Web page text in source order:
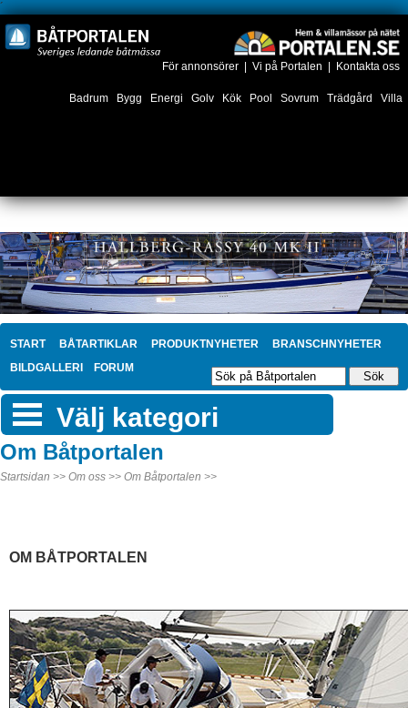
´
För annonsörer Vi på Portalen Kontakta oss
Badrum Bygg Energi Golv Kök Pool Sovrum Trädgård Villa
START BÅTARTIKLAR PRODUKTNYHETER
BRANSCHNYHETER
BILDGALLERI
FORUM
Välj kategori
Om Båtportalen
Startsidan >> Om oss >> Om Båtportalen >>
OM BÅTPORTALEN